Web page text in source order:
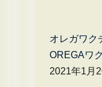
オレガワク
OREGAワ
2021年1月